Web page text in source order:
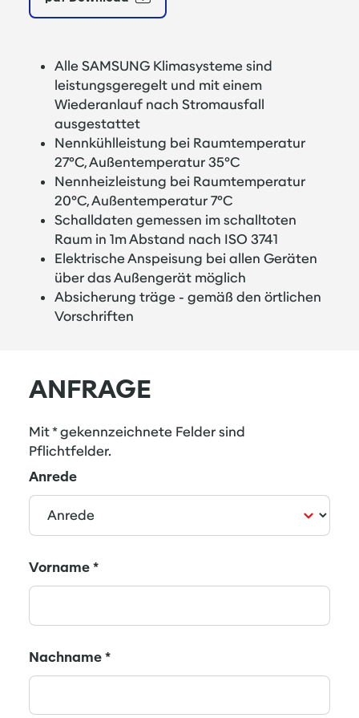
Alle SAMSUNG Klimasysteme sind
leistungsgeregelt und mit einem
Wiederanlauf nach Stromausfall
ausgestattet
Nennkühlleistung bei Raumtemperatur
27°C, Außentemperatur 35°C
Nennheizleistung bei Raumtemperatur
20°C, Außentemperatur 7°C
Schalldaten gemessen im schalltoten
Raum in 1m Abstand nach ISO 3741
Elektrische Anspeisung bei allen Geräten
über das Außengerät möglich
Absicherung träge - gemäß den örtlichen
Vorschriften
ANFRAGE
Mit * gekennzeichnete Felder sind
Pflichtfelder.
Anrede
Vorname*
Nachname*